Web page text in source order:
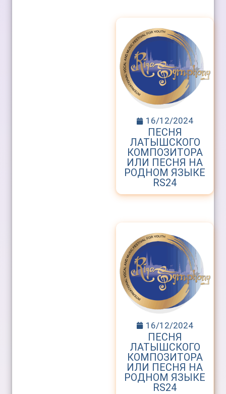
16/12/2024
ПЕСНЯ
ЛАТЫШСКОГО
КОМПОЗИТОРА
ИЛИ ПЕСНЯ НА
РОДНОМ ЯЗЫКЕ
RS24
16/12/2024
ПЕСНЯ
ЛАТЫШСКОГО
КОМПОЗИТОРА
ИЛИ ПЕСНЯ НА
РОДНОМ ЯЗЫКЕ
RS24